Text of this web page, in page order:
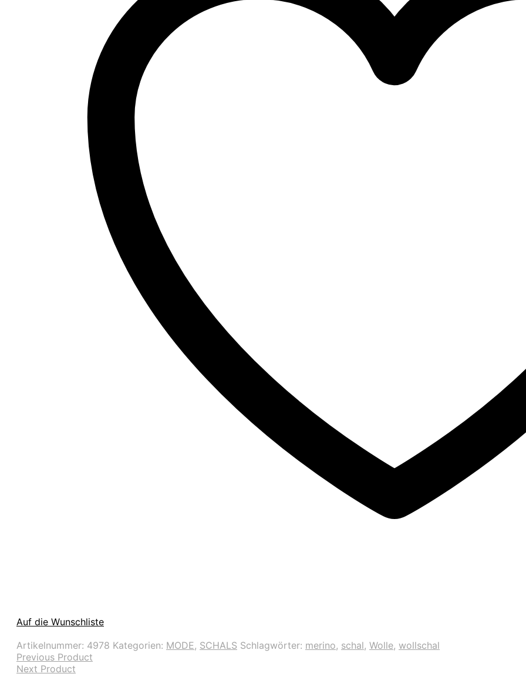
Auf die Wunschliste
Artikelnummer: 4978 Kategorien: MODE, SCHALS Schlagwörter: merino, schal, Wolle, wollschal
Previous Product
Next Product